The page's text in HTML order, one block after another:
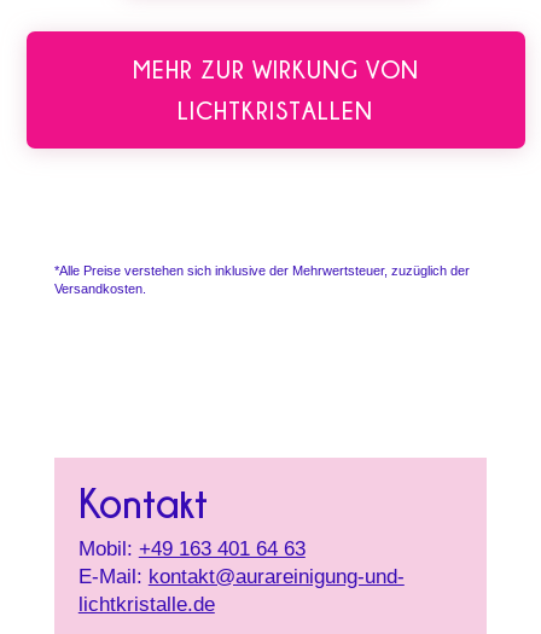
MEHR ZUR WIRKUNG VON
LICHTKRISTALLEN
*Alle Preise verstehen sich inklusive der Mehrwertsteuer, zuzüglich der
Versandkosten.
Kontakt
Mobil: +49 163 401 64 63
E-Mail: kontakt@aurareinigung-und-
lichtkristalle.de